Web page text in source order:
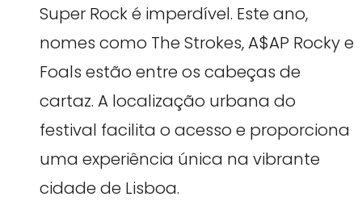
Super Rock é imperdível. Este ano,
nomes como The Strokes, A$AP Rocky e
Foals estão entre os cabeças de
cartaz. A localização urbana do
festival facilita o acesso e proporciona
uma experiência única na vibrante
cidade de Lisboa.